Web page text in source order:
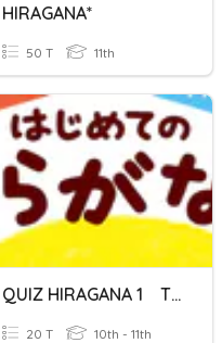
HIRAGANA*
50 T 11th
QUIZ HIRAGANA 1 TM１
20 T 10th - 11th